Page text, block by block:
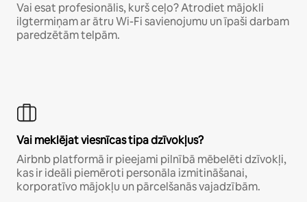
Vai esat profesionālis, kurš ceļo? Atrodiet mājokli
ilgtermiņam ar ātru Wi-Fi savienojumu un īpaši darbam
paredzētām telpām.
Vai meklējat viesnīcas tipa dzīvokļus?
Airbnb platformā ir pieejami pilnībā mēbelēti dzīvokļi,
kas ir ideāli piemēroti personāla izmitināšanai,
korporatīvo mājokļu un pārcelšanās vajadzībām.